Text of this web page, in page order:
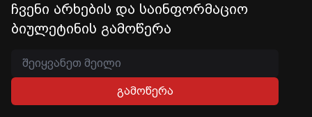
ჩვენი არხების და საინფორმაციო
ბიულეტინის გამოწერა
გამოწერა